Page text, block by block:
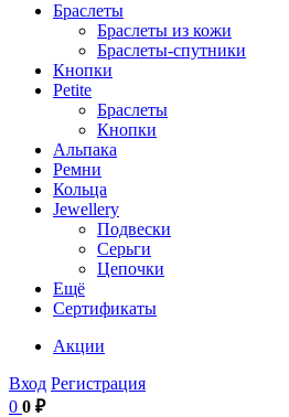
Браслеты
Браслеты из кожи
Браслеты-спутники
Кнопки
Petite
Браслеты
Кнопки
Альпака
Ремни
Кольца
Jewellery
Подвески
Серьги
Цепочки
Ещё
Сертификаты
Акции
Вход Регистрация
0 0 ₽